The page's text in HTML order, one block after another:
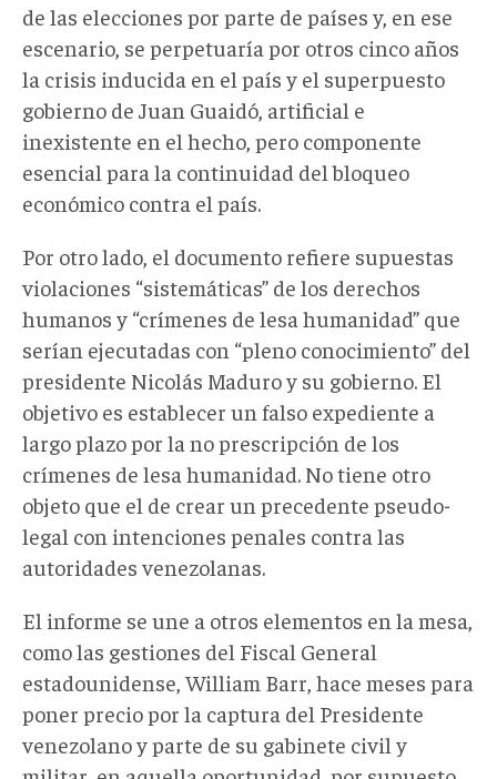
de las elecciones por parte de países y, en ese
escenario, se perpetuaría por otros cinco años
la crisis inducida en el país y el superpuesto
gobierno de Juan Guaidó, artificial e
inexistente en el hecho, pero componente
esencial para la continuidad del bloqueo
económico contra el país.
Por otro lado, el documento refiere supuestas
violaciones “sistemáticas” de los derechos
humanos y “crímenes de lesa humanidad” que
serían ejecutadas con “pleno conocimiento” del
presidente Nicolás Maduro y su gobierno. El
objetivo es establecer un falso expediente a
largo plazo por la no prescripción de los
crímenes de lesa humanidad. No tiene otro
objeto que el de crear un precedente pseudo-
legal con intenciones penales contra las
autoridades venezolanas.
El informe se une a otros elementos en la mesa,
como las gestiones del Fiscal General
estadounidense, William Barr, hace meses para
poner precio por la captura del Presidente
venezolano y parte de su gabinete civil y